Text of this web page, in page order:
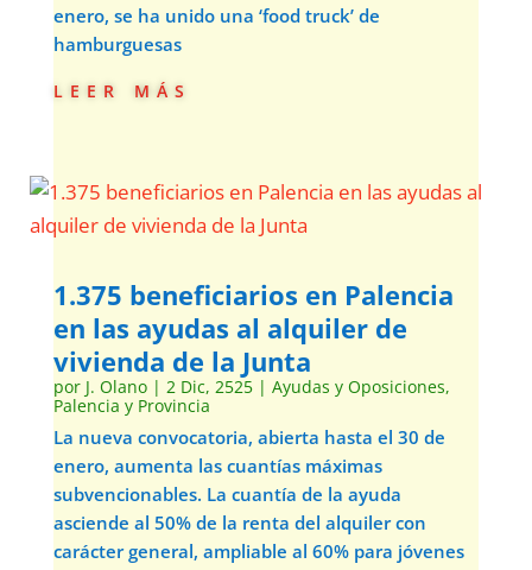
enero, se ha unido una ‘food truck’ de
hamburguesas
leer más
1.375 beneficiarios en Palencia
en las ayudas al alquiler de
vivienda de la Junta
por J. Olano| 2 Dic, 2525| Ayudas y Oposiciones,
Palencia y Provincia
La nueva convocatoria, abierta hasta el 30 de
enero, aumenta las cuantías máximas
subvencionables. La cuantía de la ayuda
asciende al 50% de la renta del alquiler con
carácter general, ampliable al 60% para jóvenes